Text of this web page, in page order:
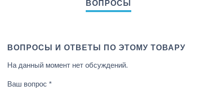
ВОПРОСЫ И ОТВЕТЫ ПО ЭТОМУ ТОВАРУ
На данный момент нет обсуждений.
Ваш вопрос *